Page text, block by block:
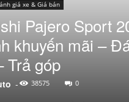
giá xe & Giá bán
Pajero Sport
khuyến mãi –
Trả góp
- 38575 0